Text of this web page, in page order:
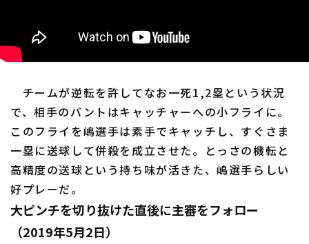
チームが逆転を許してなお一死1,2塁という状況
で、相手のバントはキャッチャーへの小フライに。
このフライを嶋選手は素手でキャッチし、すぐさま
一塁に送球して併殺を成立させた。とっさの機転と
高精度の送球という持ち味が活きた、嶋選手らしい
好プレーだ。
大ピンチを切り抜けた直後に主審をフォロー
（2019年5月2日）